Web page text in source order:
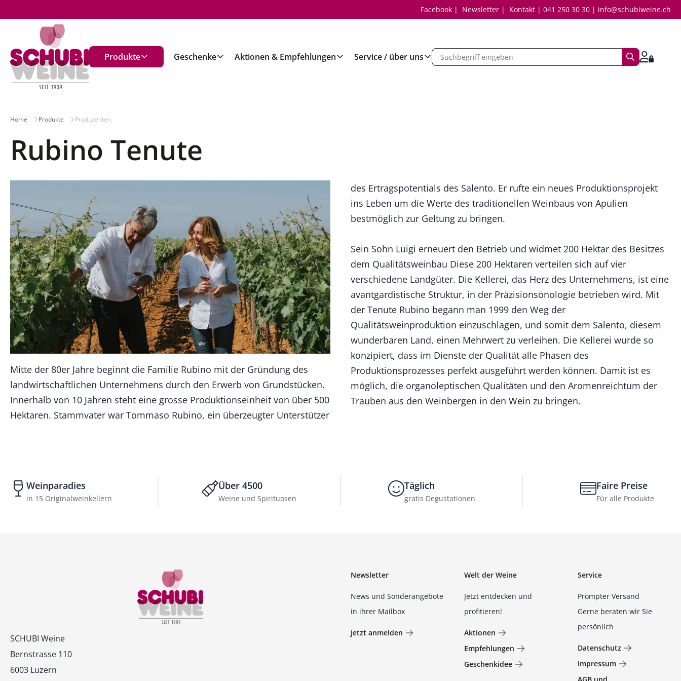
Facebook Newsletter Kontakt 041 250 30 30 info@schubiweine.ch
Produkte Geschenke Aktionen & Empfehlungen Service / über uns
Home Produkte Produzenten
Rubino Tenute
Mitte der 80er Jahre beginnt die Familie Rubino mit der Gründung des
landwirtschaftlichen Unternehmens durch den Erwerb von Grundstücken.
Innerhalb von 10 Jahren steht eine grosse Produktionseinheit von über 500
Hektaren. Stammvater war Tommaso Rubino, ein überzeugter Unterstützer
des Ertragspotentials des Salento. Er rufte ein neues Produktionsprojekt
ins Leben um die Werte des traditionellen Weinbaus von Apulien
bestmöglich zur Geltung zu bringen.
Sein Sohn Luigi erneuert den Betrieb und widmet 200 Hektar des Besitzes
dem Qualitätsweinbau Diese 200 Hektaren verteilen sich auf vier
verschiedene Landgüter. Die Kellerei, das Herz des Unternehmens, ist eine
avantgardistische Struktur, in der Präzisionsönologie betrieben wird. Mit
der Tenute Rubino begann man 1999 den Weg der
Qualitätsweinproduktion einzuschlagen, und somit dem Salento, diesem
wunderbaren Land, einen Mehrwert zu verleihen. Die Kellerei wurde so
konzipiert, dass im Dienste der Qualität alle Phasen des
Produktionsprozesses perfekt ausgeführt werden können. Damit ist es
möglich, die organoleptischen Qualitäten und den Aromenreichtum der
Trauben aus den Weinbergen in den Wein zu bringen.
Weinparadies
in 15 Originalweinkellern
Über 4500
Weine und Spirituosen
Täglich
gratis Degustationen
Faire Preise
Für alle Produkte
Kontakt
SCHUBI Weine
Bernstrasse 110
6003 Luzern
Newsletter
News und Sonderangebote
in ihrer Mailbox
Jetzt anmelden
Welt der Weine
Jetzt entdecken und
profitieren!
Aktionen
Empfehlungen
Geschenkidee
Service
Prompter Versand
Gerne beraten wir Sie
persönlich
Datenschutz
Impressum